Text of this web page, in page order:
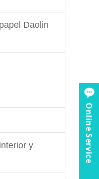
Daolin
y
Online Service